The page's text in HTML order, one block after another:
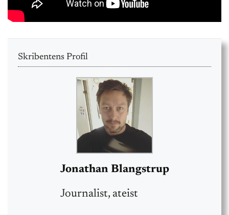
Skribentens Profil
Jonathan Blangstrup
Journalist, ateist